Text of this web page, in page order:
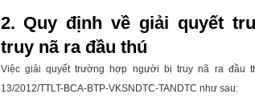
2. Quy định về giải quyết
truy nã ra đầu thú
Việc giải quyết trường hợp người bị truy nã ra đầu
13/2012/TTLT-BCA-BTP-VKSNDTC-TANDTC như sau: